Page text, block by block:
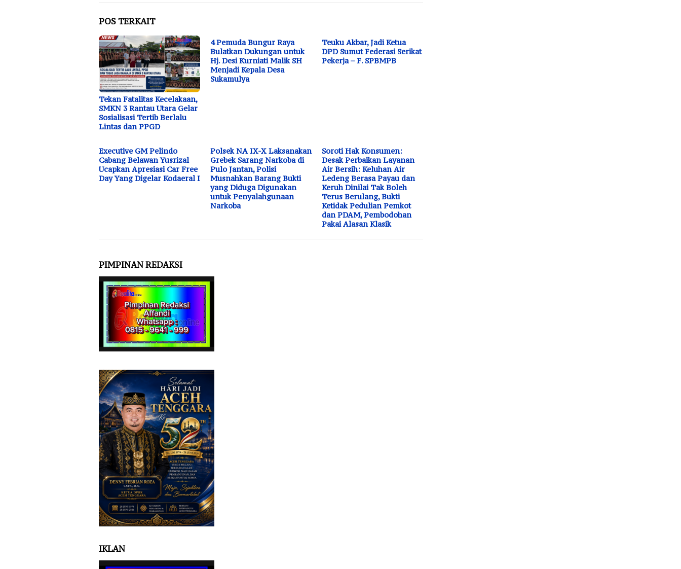
POS TERKAIT
Tekan Fatalitas Kecelakaan,
SMKN 3 Rantau Utara Gelar
Sosialisasi Tertib Berlalu
Lintas dan PPGD
4 Pemuda Bungur Raya
Bulatkan Dukungan untuk
Hj. Desi Kurniati Malik SH
Menjadi Kepala Desa
Sukamulya
Teuku Akbar, Jadi Ketua
DPD Sumut Federasi Serikat
Pekerja – F. SPBMPB
Executive GM Pelindo
Cabang Belawan Yusrizal
Ucapkan Apresiasi Car Free
Day Yang Digelar Kodaeral I
Polsek NA IX-X Laksanakan
Grebek Sarang Narkoba di
Pulo Jantan, Polisi
Musnahkan Barang Bukti
yang Diduga Digunakan
untuk Penyalahgunaan
Narkoba
Soroti Hak Konsumen:
Desak Perbaikan Layanan
Air Bersih: Keluhan Air
Ledeng Berasa Payau dan
Keruh Dinilai Tak Boleh
Terus Berulang, Bukti
Ketidak Pedulian Pemkot
dan PDAM, Pembodohan
Pakai Alasan Klasik
PIMPINAN REDAKSI
IKLAN